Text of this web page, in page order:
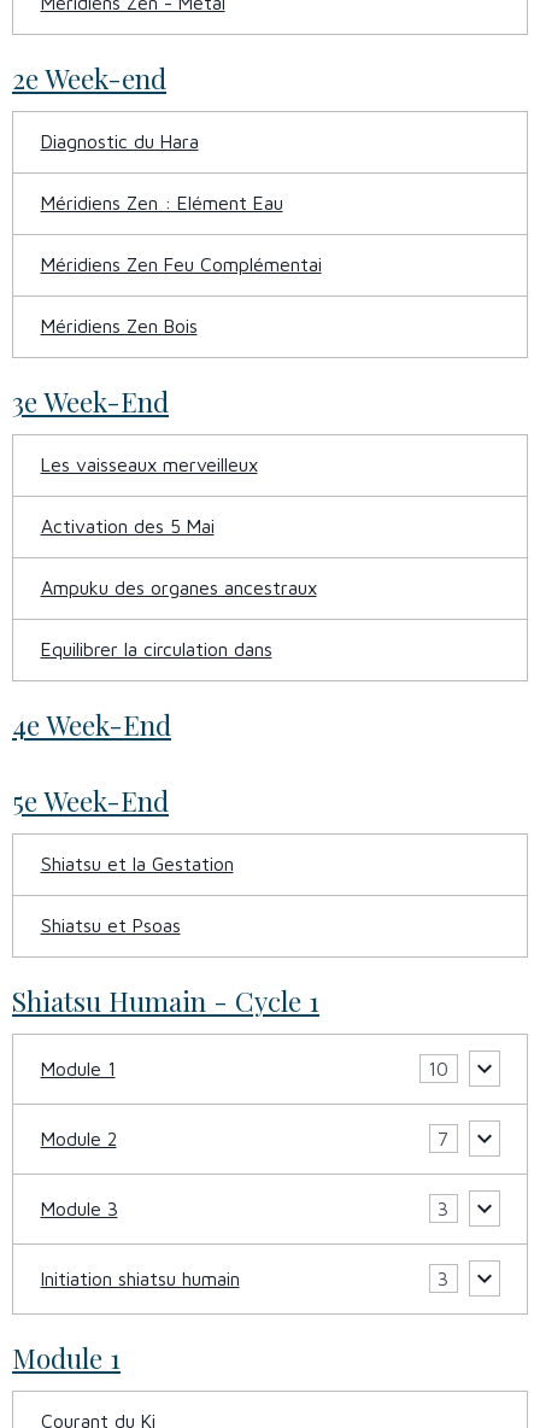
2e Week-end
Diagnostic du Hara
Méridiens Zen : Elément Eau
Méridiens Zen Feu Complémentai
Méridiens Zen Bois
3e Week-End
Les vaisseaux merveilleux
Activation des 5 Mai
Ampuku des organes ancestraux
Equilibrer la circulation dans
4e Week-End
5e Week-End
Shiatsu et la Gestation
Shiatsu et Psoas
Shiatsu Humain - Cycle 1
Module 1 10
Module 2 7
Module 3 3
Initiation shiatsu humain 3
Module 1
Courant du Ki